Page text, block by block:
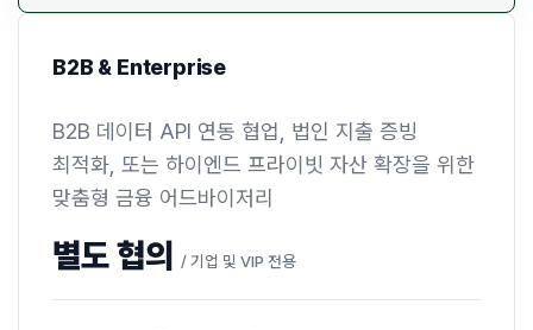
B2B & Enterprise
B2B 데이터 API 연동 협업, 법인 지출 증빙
최적화, 또는 하이엔드 프라이빗 자산 확장을 위한
맞춤형 금융 어드바이저리
별도 협의 / 기업 및 VIP 전용